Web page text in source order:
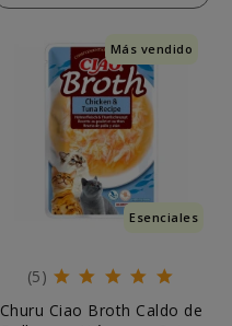
Esenciales
Más vendido
(5)
Churu Ciao Broth Caldo de